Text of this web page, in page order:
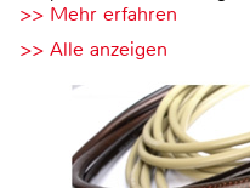
>> Mehr erfahren
>> Alle anzeigen